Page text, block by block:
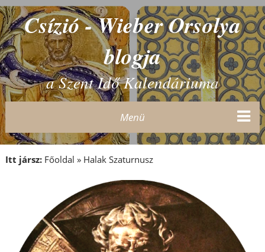
Csízió - Wieber Orsolya
blogja
a Szent Idő Kalendáriuma
Menü
Itt jársz: Főoldal » Halak Szaturnusz